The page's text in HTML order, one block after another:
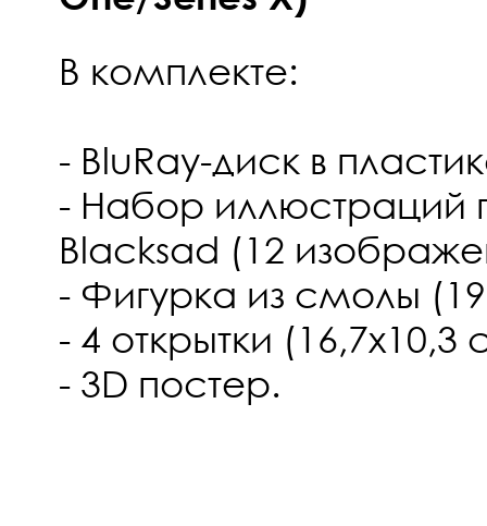
В комплекте:
- BluRay-диск в
- Набор иллюстраций
Blacksad (12
- Фигурка из смолы
- 4 открытки (16,7х10,3
- 3D постер.